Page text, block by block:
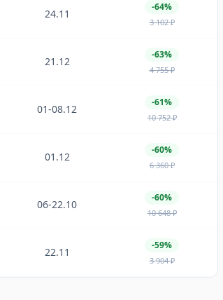
24.11
-64%
3 102₽
21.12
-63%
4 755₽
01-08.12
-61%
10 752₽
01.12
-60%
6 360₽
06-22.10
-60%
10 648₽
22.11
-59%
3 904₽